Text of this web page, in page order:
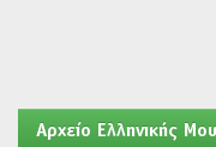
Aρχείο Ελληνικής